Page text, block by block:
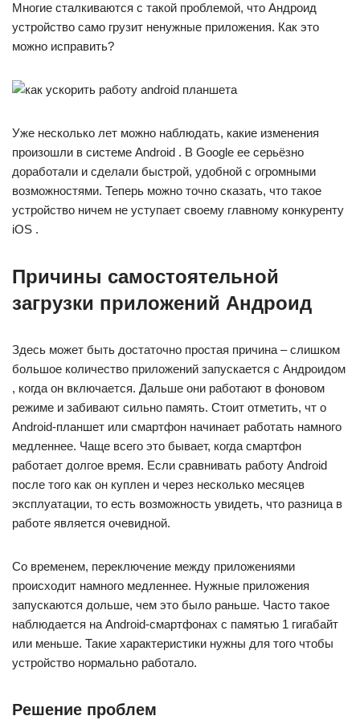
Многие сталкиваются с такой проблемой, что Андроид
устройство само грузит ненужные приложения. Как это
можно исправить?
Уже несколько лет можно наблюдать, какие изменения
произошли в системе Android . В Google ее серьёзно
доработали и сделали быстрой, удобной с огромными
возможностями. Теперь можно точно сказать, что такое
устройство ничем не уступает своему главному конкуренту
iOS .
Причины самостоятельной
загрузки приложений Андроид
Здесь может быть достаточно простая причина – слишком
большое количество приложений запускается с Андроидом
, когда он включается. Дальше они работают в фоновом
режиме и забивают сильно память. Стоит отметить, чт о
Android-планшет или смартфон начинает работать намного
медленнее. Чаще всего это бывает, когда смартфон
работает долгое время. Если сравнивать работу Android
после того как он куплен и через несколько месяцев
эксплуатации, то есть возможность увидеть, что разница в
работе является очевидной.
Со временем, переключение между приложениями
происходит намного медленнее. Нужные приложения
запускаются дольше, чем это было раньше. Часто такое
наблюдается на Android-смартфонах с памятью 1 гигабайт
или меньше. Такие характеристики нужны для того чтобы
устройство нормально работало.
Решение проблем